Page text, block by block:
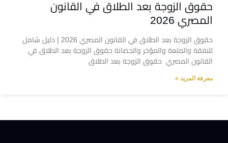
حقوق الزوجة بعد الطلاق في القانون
المصري 2026
حقوق الزوجة بعد الطلاق في القانون المصري 2026 | دليل شامل
للنفقة والمتعة والمؤخر والحضانة حقوق الزوجة بعد الطلاق في
القانون المصري حقوق الزوجة بعد الطلاق
معرفة المزيد »